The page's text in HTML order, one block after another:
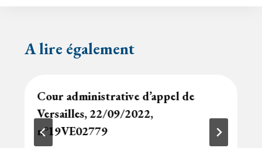
A lire également
Cour administrative d’appel de
Versailles, 22/09/2022,
n°19VE02779